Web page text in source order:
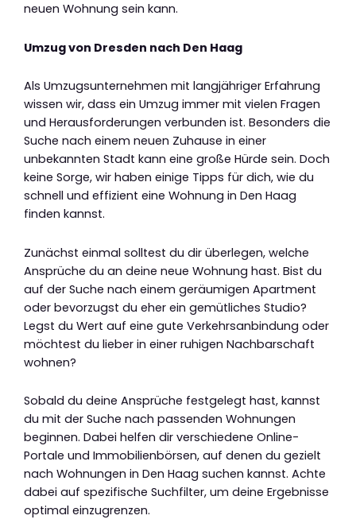
neuen Wohnung sein kann.
Umzug von Dresden nach Den Haag
Als Umzugsunternehmen mit langjähriger Erfahrung
wissen wir, dass ein Umzug immer mit vielen Fragen
und Herausforderungen verbunden ist. Besonders die
Suche nach einem neuen Zuhause in einer
unbekannten Stadt kann eine große Hürde sein. Doch
keine Sorge, wir haben einige Tipps für dich, wie du
schnell und effizient eine Wohnung in Den Haag
finden kannst.
Zunächst einmal solltest du dir überlegen, welche
Ansprüche du an deine neue Wohnung hast. Bist du
auf der Suche nach einem geräumigen Apartment
oder bevorzugst du eher ein gemütliches Studio?
Legst du Wert auf eine gute Verkehrsanbindung oder
möchtest du lieber in einer ruhigen Nachbarschaft
wohnen?
Sobald du deine Ansprüche festgelegt hast, kannst
du mit der Suche nach passenden Wohnungen
beginnen. Dabei helfen dir verschiedene Online-
Portale und Immobilienbörsen, auf denen du gezielt
nach Wohnungen in Den Haag suchen kannst. Achte
dabei auf spezifische Suchfilter, um deine Ergebnisse
optimal einzugrenzen.